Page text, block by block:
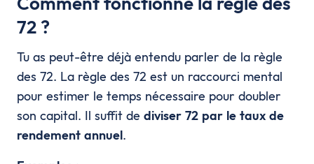
72 ?
Tu as peut-être déjà entendu parler de la règle
des 72. La règle des 72 est un raccourci mental
pour estimer le temps nécessaire pour doubler
son capital. Il suffit de diviser 72 par le taux de
rendement annuel.